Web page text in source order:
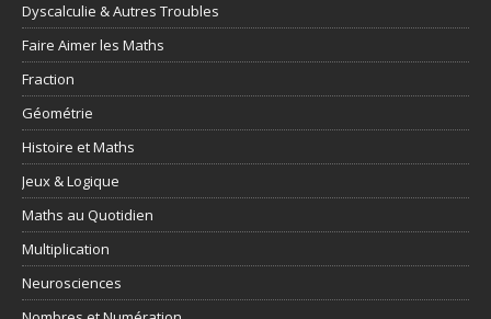
Dyscalculie & Autres Troubles
Faire Aimer les Maths
Fraction
Géométrie
Histoire et Maths
Jeux & Logique
Maths au Quotidien
Multiplication
Neurosciences